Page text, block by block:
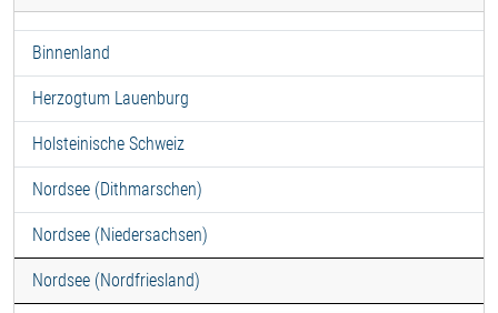
Binnenland
Herzogtum Lauenburg
Holsteinische Schweiz
Nordsee (Dithmarschen)
Nordsee (Niedersachsen)
Nordsee (Nordfriesland)